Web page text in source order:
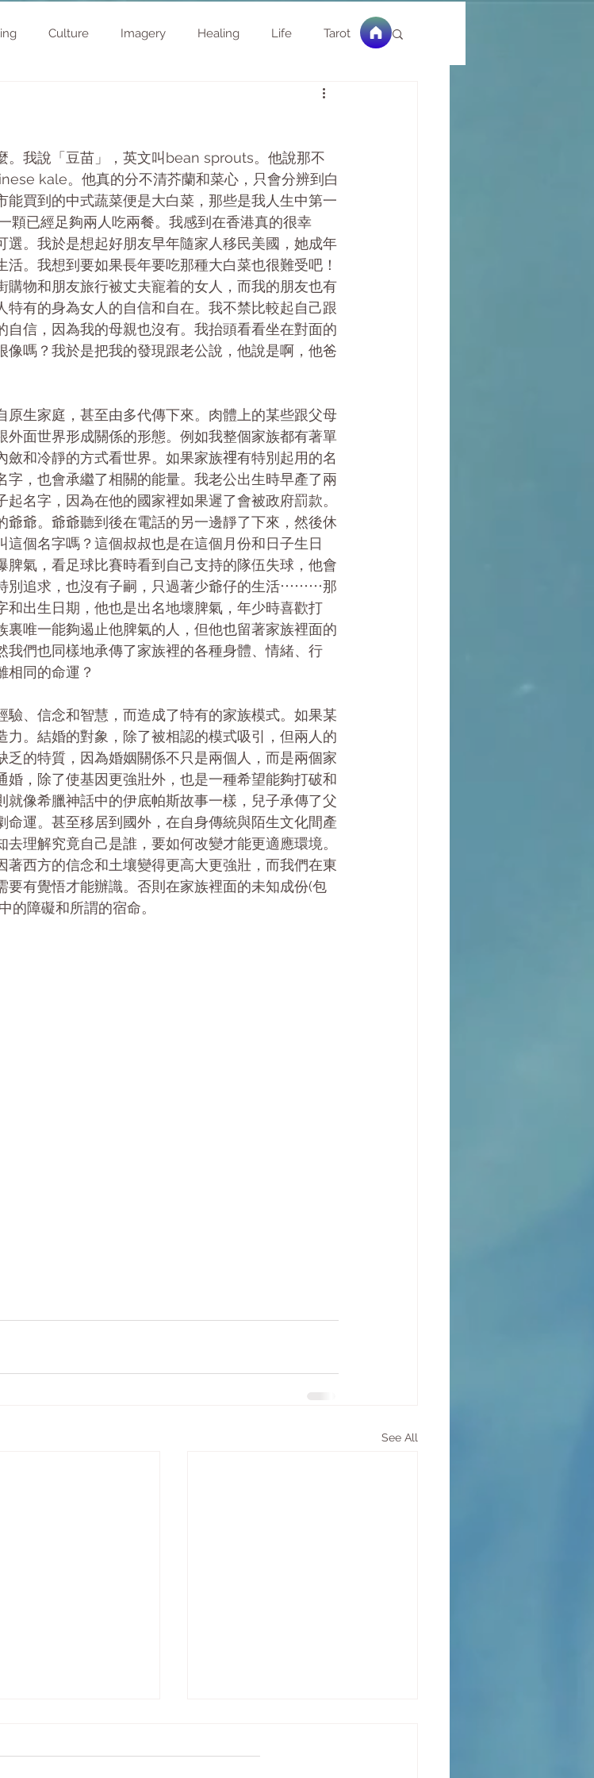
Culture Imagery Healing Life Tarot
。我說「豆苗」，英文叫bean sprouts。他說那不
kale。他真的分不清芥蘭和菜心，只會分辨到白
買到的中式蔬菜便是大白菜，那些是我人生中第一
顆已經足夠兩人吃兩餐。我感到在香港真的很幸
。我於是想起好朋友早年隨家人移民美國，她成年
。我想到要如果長年要吃那種大白菜也很難受吧！
物和朋友旅行被丈夫寵着的女人，而我的朋友也有
有的身為女人的自信和自在。我不禁比較起自己跟
自信，因為我的母親也沒有。我抬頭看看坐在對面的
嗎？我於是把我的發現跟老公說，他說是啊，他爸
生家庭，甚至由多代傳下來。肉體上的某些跟父母
面世界形成關係的形態。例如我整個家族都有著單
和冷靜的方式看世界。如果家族𥚃有特別起用的名
，也會承繼了相關的能量。我老公出生時早產了兩
名字，因為在他的國家裡如果遲了會被政府罰款。
爺。爺爺聽到後在電話的另一邊靜了下來，然後休
個名字嗎？這個叔叔也是在這個月份和日子生日
氣，看足球比賽時看到自己支持的隊伍失球，他會
別追求，也沒有子嗣，只過著少爺仔的生活⋯⋯⋯那
出生日期，他也是出名地壞脾氣，年少時喜歡打
唯一能夠遏止他脾氣的人，但他也留著家族裡面的
我們也同樣地承傳了家族裡的各種身體、情緒、行
相同的命運？
、信念和智慧，而造成了特有的家族模式。如果某
。結婚的對象，除了被相認的模式吸引，但兩人的
的特質，因為婚姻關係不只是兩個人，而是兩個家
，除了使基因更強壯外，也是一種希望能夠打破和
像希臘神話中的伊底帕斯故事一樣，兒子承傳了父
運。甚至移居到國外，在自身傳統與陌生文化間產
理解究竟自己是誰，要如何改變才能更適應環境。
西方的信念和土壤變得更高大更強壯，而我們在東
有覺悟才能辦識。否則在家族裡面的未知成份(包
的障礙和所謂的宿命。
See All